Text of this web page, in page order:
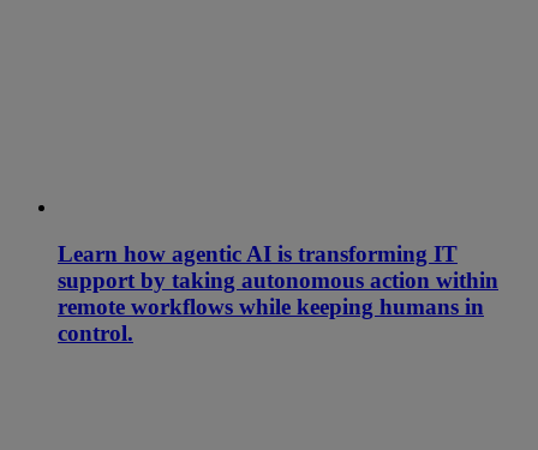
Learn how agentic AI is transforming IT
support by taking autonomous action within
remote workflows while keeping humans in
control.